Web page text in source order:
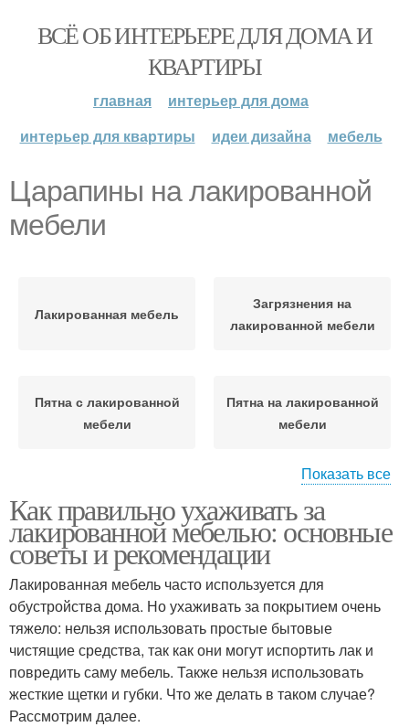
ВСЁ ОБ ИНТЕРЬЕРЕ ДЛЯ ДОМА И
КВАРТИРЫ
главная
интерьер для дома
интерьер для квартиры
идеи дизайна мебель
Царапины на лакированной
мебели
Лакированная мебель
Загрязнения на
лакированной мебели
Пятна с лакированной
мебели
Пятна на лакированной
мебели
Мебель от жировых Мебель от царапин
Деревянная мебель Мебель от пятен
Мебель от пыли
Показать все
Как правильно ухаживать за
лакированной мебелью: основные
советы и рекомендации
Лакированная мебель часто используется для
обустройства дома. Но ухаживать за покрытием очень
тяжело: нельзя использовать простые бытовые
чистящие средства, так как они могут испортить лак и
повредить саму мебель. Также нельзя использовать
жесткие щетки и губки. Что же делать в таком случае?
Рассмотрим далее.